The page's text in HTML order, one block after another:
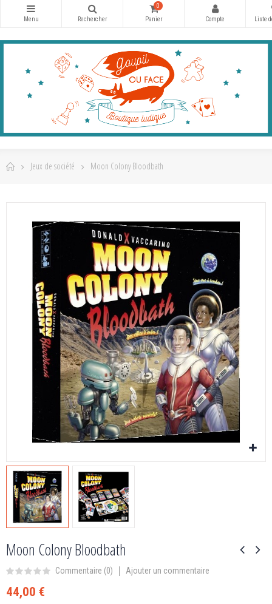
0
Jeux de société Moon Colony Bloodbath
Moon Colony Bloodbath
Commentaire (0) Ajouter un commentaire
44,00 €